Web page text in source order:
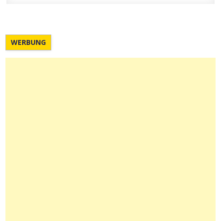
WERBUNG